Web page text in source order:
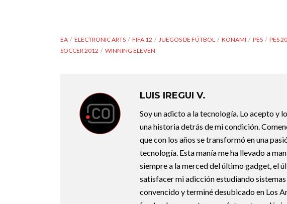
EA ELECTRONIC ARTS FIFA 12 JUEGOS DE FÚTBOL KONAMI PES PES
SOCCER 2012
WINNING ELEVEN
LUIS IREGUI V.
Soy un adicto a la tecnología. Lo acepto y
una historia detrás de mi condición.
que con los años se transformó en una
tecnología. Esta manía me ha llevado a
siempre a la merced del último gadget, el
satisfacer mi adicción estudiando
convencido y terminé desubicado en Los